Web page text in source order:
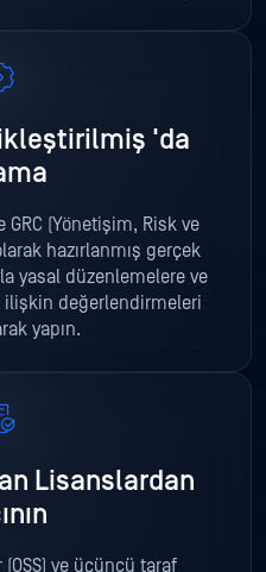
'da
(Yönetişim, Risk ve
hazırlanmış gerçek
yasal düzenlemelere ve
değerlendirmeleri
yapın.
Lisanslardan
(OSS) ve üçüncü taraf